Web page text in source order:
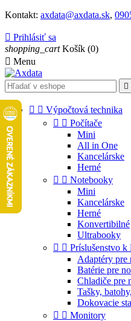
Kontakt: axdata@axdata.sk,
 Prihlásiť sa
shopping_cart Košík (0)
 Menu

  Výpočtová technika
  Počítače
Mini
All in One
Kancelárske
Herné
  Notebooky
Mini
Kancelárske
Herné
Konvertibilné
Ultrabooky
  Príslušenstvo
Adaptéry pre
Batérie pre
Chladiče pre
Tašky,
Dokovacie
  Monitory